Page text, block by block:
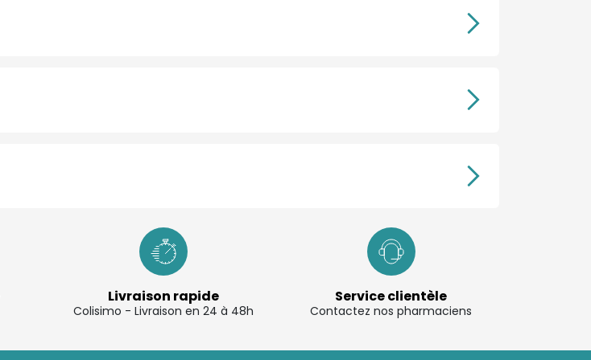
Livraison rapide
Colisimo - Livraison en 24 à 48h
Service clientèle
Contactez nos pharmaciens